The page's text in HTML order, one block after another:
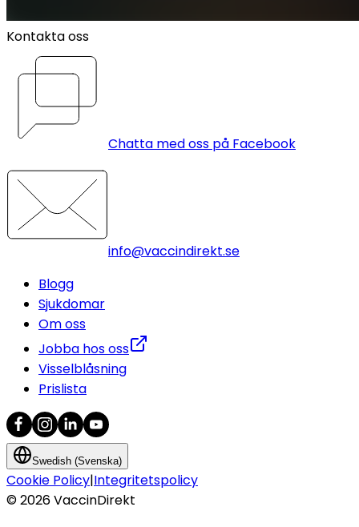
Kontakta oss
Chatta med oss på Facebook
info@vaccindirekt.se
Blogg
Sjukdomar
Om oss
Jobba hos oss
Visselblåsning
Prislista
Swedish (Svenska)
Cookie Policy|Integritetspolicy
©2026VaccinDirekt